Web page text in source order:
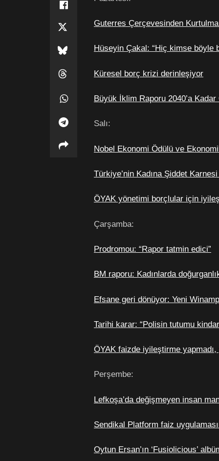
Guterres Çerçevesinden
Hüseyin Çakal: “Hiç kimse böyle
Küresel borç krizi derinleşiyor
Büyük İklim Raporu 2040’a
Salı:
Nobel Ekonomi Ödülü ve
Türkiye’nin Kadına Şiddet
ÖYAK yönetimi borçlular için
Çarşamba:
Prodromou: “Rapor tatmin edici”
BM raporu: Kadınlarda
Efsane geri dönüyor: Yeni
Tarihi karar: “Polisin tutumu
ÖYAK faizde iyileştirme yapmadı,
Perşembe:
Lefkoşa’da değişmeyen insan
Sendikal Platform faiz
Oytun Ersan’ın ‘Fusiolicious’